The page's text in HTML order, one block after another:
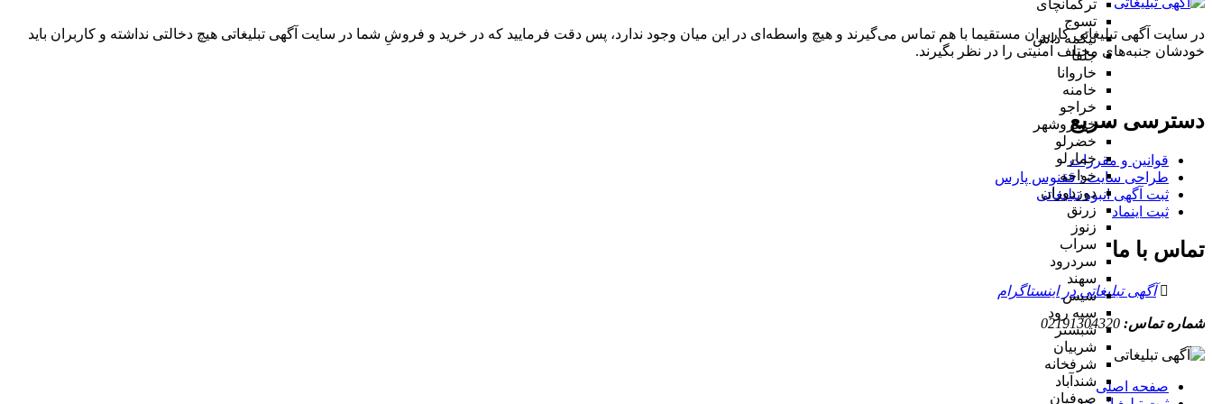
ترکمانچای
تسوج
تیکمه داش
جلفا
خاروانا
خامنه
خراجو
خسروشهر
خضرلو
خمارلو
خواجه
دوزدوزان
زرنق
زنوز
سراب
سردرود
سهند
سیس
سیه رود
شبستر
شربیان
شرفخانه
شندآباد
صوفیان
در سایت آگهی تبلیغاتی کاربران مستقیما با هم تماس می‌گیرند و هیچ واسطه‌ای در این میان وجود ندارد، پس دقت فرمایید که در خرید و فروشِ شما در سایت آگهی تبلیغاتی هیچ دخالتی نداشته و کاربران باید
خودشان جنبه‌های مختلف امنیتی را در نظر بگیرند.
دسترسی سریع
قوانین و مقررات
طراحی سایت : ققنوس پارس
ثبت آگهی انبوه تبلیغاتی
ثبت اینماد
تماس با ما
آگهی تبلیغاتی در اینستاگرام
شماره تماس: 02191304320
صفحه اصلی